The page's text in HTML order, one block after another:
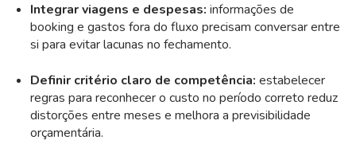
Integrar viagens e despesas: informações de
booking e gastos fora do fluxo precisam conversar entre
si para evitar lacunas no fechamento.
Definir critério claro de competência: estabelecer
regras para reconhecer o custo no período correto reduz
distorções entre meses e melhora a previsibilidade
orçamentária.